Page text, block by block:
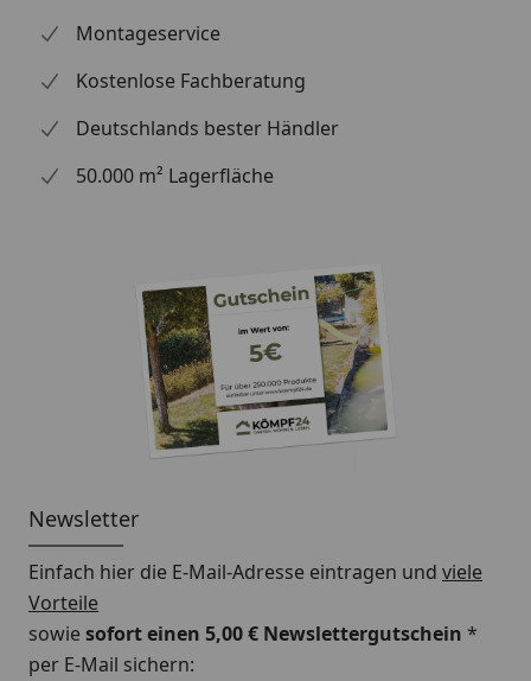
Montageservice
Kostenlose Fachberatung
Deutschlands bester Händler
50.000 m² Lagerfläche
Newsletter
Einfach hier die E-Mail-Adresse eintragen und viele
Vorteile
sowiesofort einen 5,00 € Newslettergutschein *
per E-Mail sichern: